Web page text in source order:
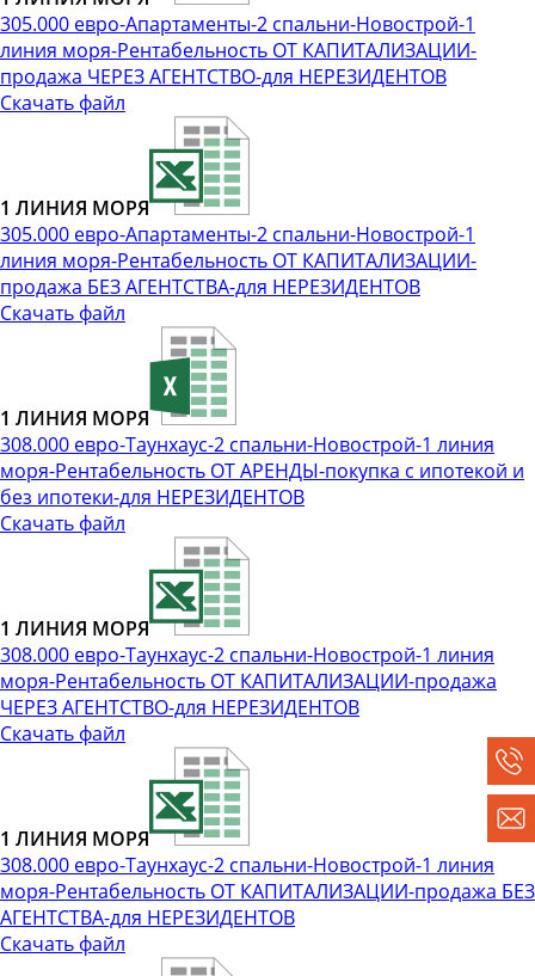
305.000 евро-Апартаменты-2 спальни-Новострой-1
линия моря-Рентабельность ОТ КАПИТАЛИЗАЦИИ-
продажа ЧЕРЕЗ АГЕНТСТВО-для НЕРЕЗИДЕНТОВ
Скачать файл
1 ЛИНИЯ МОРЯ
305.000 евро-Апартаменты-2 спальни-Новострой-1
линия моря-Рентабельность ОТ КАПИТАЛИЗАЦИИ-
продажа БЕЗ АГЕНТСТВА-для НЕРЕЗИДЕНТОВ
Скачать файл
1 ЛИНИЯ МОРЯ
308.000 евро-Таунхаус-2 спальни-Новострой-1 линия
моря-Рентабельность ОТ АРЕНДЫ-покупка с ипотекой и
без ипотеки-для НЕРЕЗИДЕНТОВ
Скачать файл
1 ЛИНИЯ МОРЯ
308.000 евро-Таунхаус-2 спальни-Новострой-1 линия
моря-Рентабельность ОТ КАПИТАЛИЗАЦИИ-продажа
ЧЕРЕЗ АГЕНТСТВО-для НЕРЕЗИДЕНТОВ
Скачать файл
1 ЛИНИЯ МОРЯ
308.000 евро-Таунхаус-2 спальни-Новострой-1 линия
моря-Рентабельность ОТ КАПИТАЛИЗАЦИИ-продажа БЕЗ
АГЕНТСТВА-для НЕРЕЗИДЕНТОВ
Скачать файл